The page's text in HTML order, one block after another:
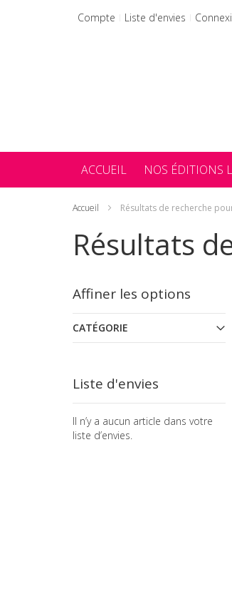
Allez
Compte Liste d'envies
ACCUEIL NOS ÉDITIONS
Accueil Résultats de recherche
Résultats
Affiner les options
CATÉGORIE
Liste d'envies
Il n’y a aucun article dans votre
liste d’envies.